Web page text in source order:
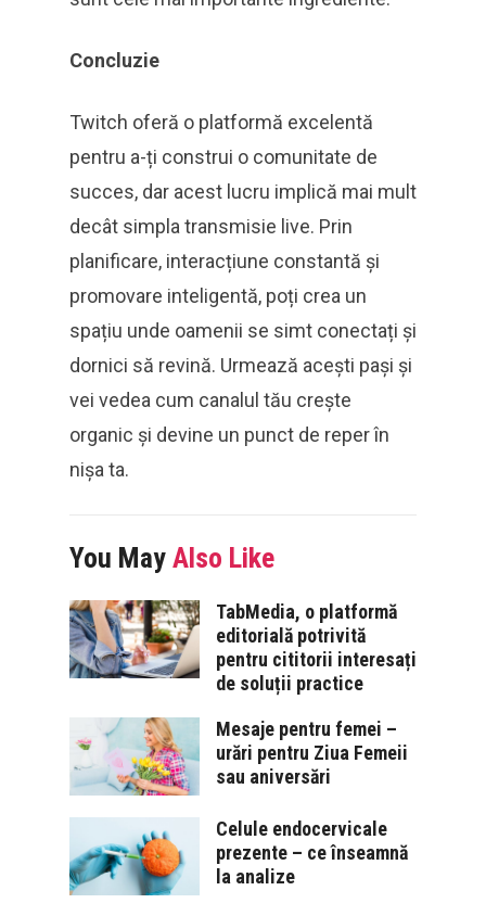
Concluzie
Twitch oferă o platformă excelentă
pentru a-ți construi o comunitate de
succes, dar acest lucru implică mai mult
decât simpla transmisie live. Prin
planificare, interacțiune constantă și
promovare inteligentă, poți crea un
spațiu unde oamenii se simt conectați și
dornici să revină. Urmează acești pași și
vei vedea cum canalul tău crește
organic și devine un punct de reper în
nișa ta.
You May Also Like
TabMedia, o platformă
editorială potrivită
pentru cititorii interesați
de soluții practice
Mesaje pentru femei –
urări pentru Ziua Femeii
sau aniversări
Celule endocervicale
prezente – ce înseamnă
la analize